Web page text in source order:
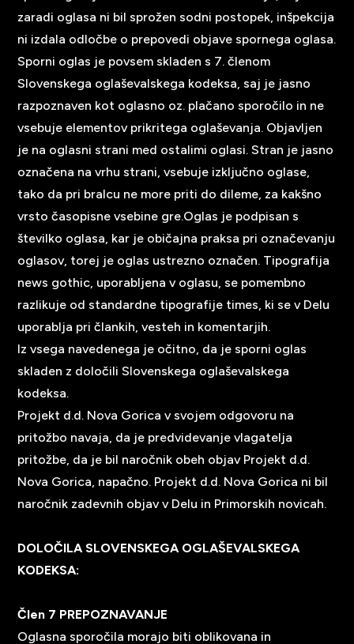
zaradi oglasa ni bil sprožen sodni postopek, inšpekcija
ni izdala odločbe o prepovedi objave spornega oglasa.
Sporni oglas je povsem skladen s 7. členom
Slovenskega oglaševalskega kodeksa, saj je jasno
razpoznaven kot oglasno oz. plačano sporočilo in ne
vsebuje elementov prikritega oglaševanja. Objavljen
je na oglasni strani med ostalimi oglasi. Stran je jasno
označena na vrhu strani, vsebuje izključno oglase,
tako da pri bralcu ne more priti do dileme, za kakšno
vrsto časopisne vsebine gre.Oglas je podpisan s
številko oglasa, kar je običajna praksa pri označevanju
oglasov, torej je oglas ustrezno označen. Tipografija
news gothic, uporabljena v oglasu, se pomembno
razlikuje od standardne tipografije times, ki se v Delu
uporablja pri člankih, vesteh in komentarjih.
Iz vsega navedenega je očitno, da je sporni oglas
skladen z določili Slovenskega oglaševalskega
kodeksa.
Projekt d.d. Nova Gorica v svojem odgovoru na
pritožbo navaja, da je predvidevanje vlagatelja
pritožbe, da je bil naročnik obeh objav Projekt d.d.
Nova Gorica, napačno. Projekt d.d. Nova Gorica ni bil
naročnik zadevnih objav v Delu in Primorskih novicah.
DOLOČILA SLOVENSKEGA OGLAŠEVALSKEGA
KODEKSA:
Člen 7 PREPOZNAVANJE
Oglasna sporočila morajo biti oblikovana in